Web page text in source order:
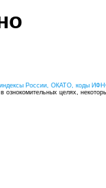
России, ОКАТО, коды
целях,